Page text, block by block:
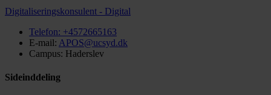
Digitaliseringskonsulent - Digital
Telefon: +4572665163
E-mail: APOS@ucsyd.dk
Campus: Haderslev
Sideinddeling